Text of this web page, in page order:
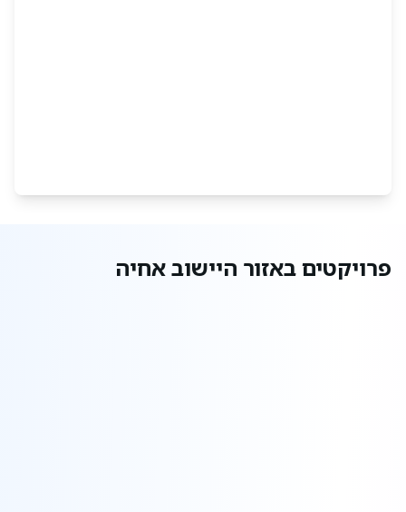
פרויקטים באזור היישוב אחיה